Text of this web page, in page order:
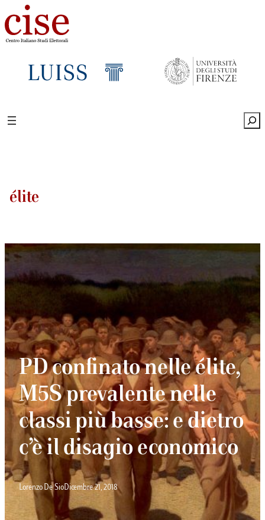
élite
PD confinato nelle élite,
M5S prevalente nelle
classi più basse: e dietro
c’è il disagio economico
Lorenzo De SioDicembre 21, 2018